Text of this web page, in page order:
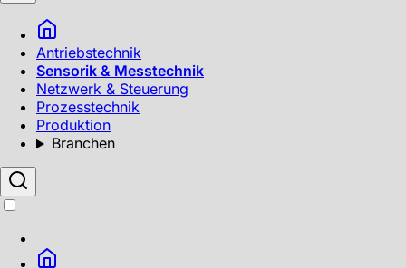
Antriebstechnik
Sensorik & Messtechnik
Netzwerk & Steuerung
Prozesstechnik
Produktion
Branchen